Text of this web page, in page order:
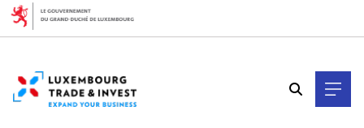
Cookies management panel